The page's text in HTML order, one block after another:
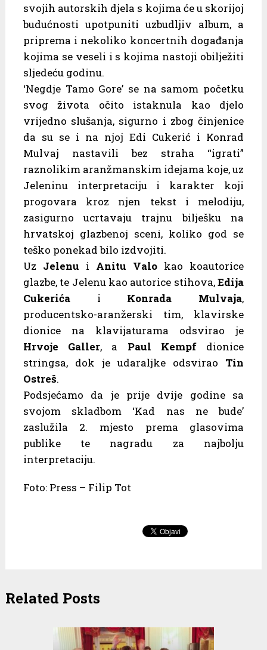
svojih autorskih djela s kojima će u skorijoj
budućnosti upotpuniti uzbudljiv album, a
priprema i nekoliko koncertnih događanja
kojima se veseli i s kojima nastoji obilježiti
sljedeću godinu.
‘Negdje Tamo Gore’ se na samom početku
svog života očito istaknula kao djelo
vrijedno slušanja, sigurno i zbog činjenice
da su se i na njoj Edi Cukerić i Konrad
Mulvaj nastavili bez straha “igrati”
raznolikim aranžmanskim idejama koje, uz
Jeleninu interpretaciju i karakter koji
progovara kroz njen tekst i melodiju,
zasigurno ucrtavaju trajnu bilješku na
hrvatskoj glazbenoj sceni, koliko god se
teško ponekad bilo izdvojiti.
Uz Jelenu i Anitu Valo kao koautorice
glazbe, te Jelenu kao autorice stihova,Edija
Cukerićai Konrada Mulvaja,
producentsko-aranžerski tim, klavirske
dionice na klavijaturama odsvirao je
Hrvoje Galler, a Paul Kempfdionice
stringsa, dok je udaraljke odsvirao Tin
Ostreš.
Podsjećamo da je prije dvije godine sa
svojom skladbom ‘Kad nas ne bude’
zaslužila 2. mjesto prema glasovima
publike te nagradu za najbolju
interpretaciju.
Foto: Press – Filip Tot
Related Posts